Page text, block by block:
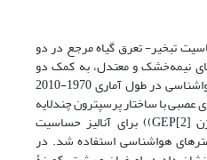
تبخیر- تعرق گیاه مرجع در دو
نیمه‌خشک و معتدل، به کمک دو
روش‌ هوشمند، از پارامترهای هواشناسی در طول آماری 1970-2010
با ساختار پرسپترون چندلایه
(MLP[1]) و برنامه‌ریزی بیان ژن GEP[2])) برای آنالیز حساسیت
هواشناسی استفاده شد. در